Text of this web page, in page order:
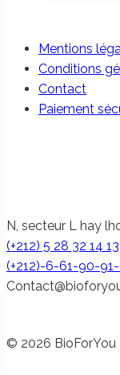
Mentions
Conditions
Contact
Paiement
N, secteur L hay
(+212) 5 28 32 14 13
(+212)-6-61-90-
@tcatnoC
© 2026 BioForYou